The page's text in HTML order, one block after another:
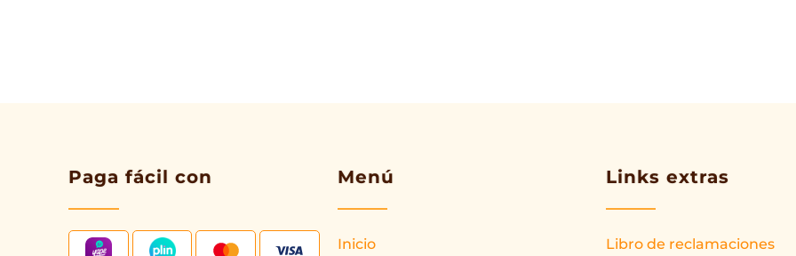
Paga fácil con Menú
Inicio
Links extras
Libro de reclamaciones